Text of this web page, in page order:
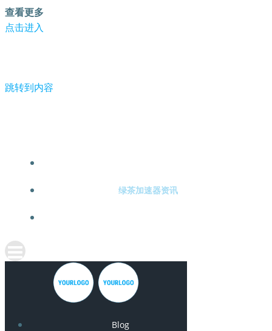
查看更多
点击进入
跳转到内容
绿茶加速器资讯
Blog